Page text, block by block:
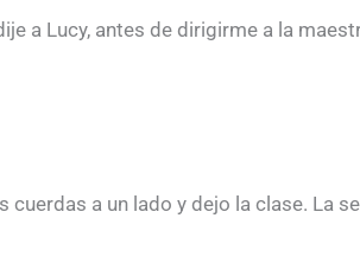
a Lucy, antes de dirigirme a la
a un lado y dejo la clase. La